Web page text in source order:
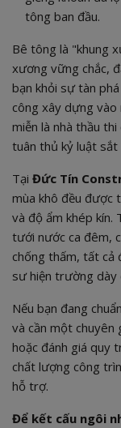
tông ban đầu.
Bê tông là "khung
xương vững chắc,
bạn khỏi sự tàn
công xây dựng vào
miễn là nhà thầu
tuân thủ kỷ luật
Tại Đức Tín
mùa khô đều được
và độ ẩm khép kín.
tưới nước ca đêm,
chống thấm, tất cả
sư hiện trường dày
Nếu bạn đang
và cần một chuyên
hoặc đánh giá quy
chất lượng công
hỗ trợ.
Để kết cấu ngôi